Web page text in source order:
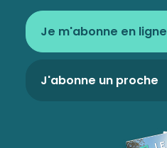
Je m'abonne en ligne
J'abonne un proche